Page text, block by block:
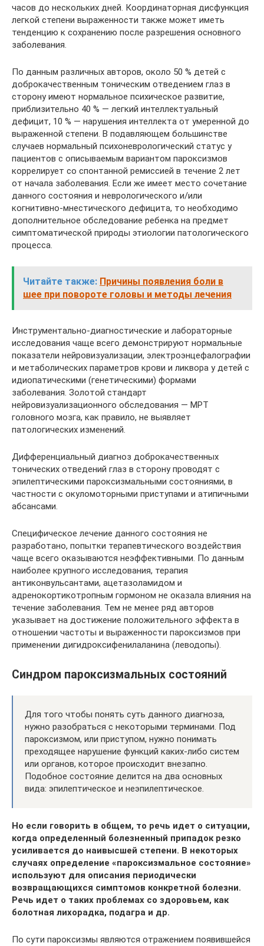
часов до нескольких дней. Координаторная дисфункция
легкой степени выраженности также может иметь
тенденцию к сохранению после разрешения основного
заболевания.
По данным различных авторов, около 50 % детей с
доброкачественным тоническим отведением глаз в
сторону имеют нормальное психическое развитие,
приблизительно 40 % — легкий интеллектуальный
дефицит, 10 % — нарушения интеллекта от умеренной до
выраженной степени. В подавляющем большинстве
случаев нормальный психоневрологический статус у
пациентов с описываемым вариантом пароксизмов
коррелирует со спонтанной ремиссией в течение 2 лет
от начала заболевания. Если же имеет место сочетание
данного состояния и неврологического и/или
когнитивно-мнестического дефицита, то необходимо
дополнительное обследование ребенка на предмет
симптоматической природы этиологии патологического
процесса.
Читайте также: Причины появления боли в
шее при повороте головы и методы лечения
Инструментально-диагностические и лабораторные
исследования чаще всего демонстрируют нормальные
показатели нейровизуализации, электроэнцефалографии
и метаболических параметров крови и ликвора у детей с
идиопатическими (генетическими) формами
заболевания. Золотой стандарт
нейровизуализационного обследования — МРТ
головного мозга, как правило, не выявляет
патологических изменений.
Дифференциальный диагноз доброкачественных
тонических отведений глаз в сторону проводят с
эпилептическими пароксизмальными состояниями, в
частности с окуломоторными приступами и атипичными
абсансами.
Специфическое лечение данного состояния не
разработано, попытки терапевтического воздействия
чаще всего оказываются неэффективными. По данным
наиболее крупного исследования, терапия
антиконвульсантами, ацетазоламидом и
адренокортикотропным гормоном не оказала влияния на
течение заболевания. Тем не менее ряд авторов
указывает на достижение положительного эффекта в
отношении частоты и выраженности пароксизмов при
применении дигидроксифенилаланина (леводопы).
Синдром пароксизмальных состояний
Для того чтобы понять суть данного диагноза,
нужно разобраться с некоторыми терминами. Под
пароксизмом, или приступом, нужно понимать
преходящее нарушение функций каких-либо систем
или органов, которое происходит внезапно.
Подобное состояние делится на два основных
вида: эпилептическое и неэпилептическое.
Но если говорить в общем, то речь идет о ситуации,
когда определенный болезненный припадок резко
усиливается до наивысшей степени. В некоторых
случаях определение «пароксизмальное состояние»
используют для описания периодически
возвращающихся симптомов конкретной болезни.
Речь идет о таких проблемах со здоровьем, как
болотная лихорадка, подагра и др.
По сути пароксизмы являются отражением появившейся